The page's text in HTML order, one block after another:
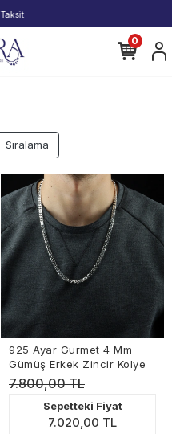
Kargo Bedava!
0
Sıralama
925 Ayar Gurmet 4 Mm
Gümüş Erkek Zincir Kolye
7.800,00 TL
Sepetteki Fiyat
7.020,00 TL